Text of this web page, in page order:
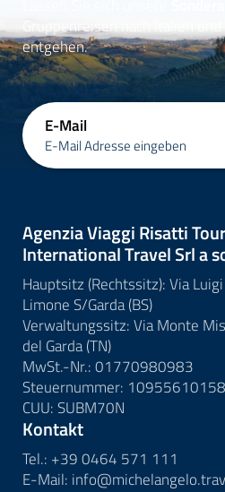
Gruppenreisen nach Italien
entgehen.
E-Mail
E-Mail Adresse eingeben
Agenzia Viaggi Risatti
International Travel Srl a
Hauptsitz (Rechtssitz): Via
Limone S/Garda (BS)
Verwaltungssitz: Via Monte
del Garda (TN)
MwSt.-Nr.: 01770980983
Steuernummer: 10955610158
CUU: SUBM70N
Kontakt
Tel.: +39 0464 571 111
E-Mail: info@michelangelo.